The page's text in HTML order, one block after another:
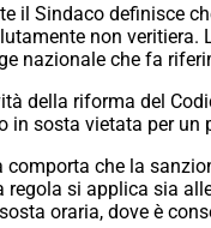
il Sindaco definisce
non veritiera.
nazionale che fa
della riforma del
in sosta vietata per un
comporta che la
regola si applica sia
oraria, dove è